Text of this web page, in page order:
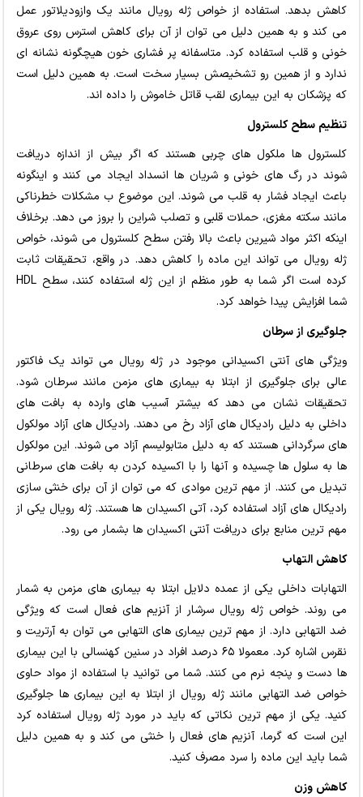
کاهش بدهد. استفاده از خواص ژله رویال مانند یک وازودیلاتور عمل
می کند و به همین دلیل می توان از آن برای کاهش استرس روی عروق
خونی و قلب استفاده کرد. متاسفانه پر فشاری خون هیچگونه نشانه ای
ندارد و از همین رو تشخیصش بسیار سخت است. به همین دلیل است
که پزشکان به این بیماری لقب قاتل خاموش را داده اند.
تنظیم سطح کلسترول
کلسترول ها ملکول های چربی هستند که اگر بیش از اندازه دریافت
شوند در رگ های خونی و شریان ها انسداد ایجاد می کنند و اینگونه
باعث ایجاد فشار به قلب می شوند. این موضوع ب مشکلات خطرناکی
مانند سکته مغزی، حملات قلبی و تصلب شراین را بروز می دهد. برخلاف
اینکه اکثر مواد شیرین باعث بالا رفتن سطح کلسترول می شوند، خواص
ژله رویال می تواند این ماده را کاهش دهد. در واقع، تحقیقات ثابت
کرده است اگر شما به طور منظم از این ژله استفاده کنند، سطح HDL
شما افزایش پیدا خواهد کرد.
جلوگیری از سرطان
ویژگی های آنتی اکسیدانی موجود در ژله رویال می تواند یک فاکتور
عالی برای جلوگیری از ابتلا به بیماری های مزمن مانند سرطان شود.
تحقیقات نشان می دهد که بیشتر آسیب های وارده به بافت های
داخلی به دلیل رادیکال های آزاد رخ می دهند. رادیکال های آزاد مولکول
های سرگردانی هستند که به دلیل متابولیسم آزاد می شوند. این مولکول
ها به سلول ها چسیده و آنها را با اکسیده کردن به بافت های سرطانی
تبدیل می کنند. از مهم ترین موادی که می توان از آن برای خنثی سازی
رادیکال های آزاد استفاده کرد، آتی اکسیدان ها هستند. ژله رویال یکی از
مهم ترین منابع برای دریافت آنتی اکسیدان ها بشمار می رود.
کاهش التهاب
التهابات داخلی یکی از عمده دلایل ابتلا به بیماری های مزمن به شمار
می روند. خواص ژله رویال سرشار از آنزیم های فعال است که ویژگی
ضد التهابی دارد. از مهم ترین بیماری های التهابی می توان به آرتریت و
نقرس اشاره کرد. معمولا ۶۵ درصد افراد در سنین کهنسالی با این بیماری
ها دست و پنجه نرم می کنند. شما می توانید با استفاده از مواد حاوی
خواص ضد التهابی مانند ژله رویال از ابتلا به این بیماری ها جلوگیری
کنید. یکی از مهم ترین نکاتی که باید در مورد ژله رویال استفاده کرد
این است که گرما، آنزیم های فعال را خنثی می کند و به همین دلیل
شما باید این ماده را سرد مصرف کنید.
کاهش وزن